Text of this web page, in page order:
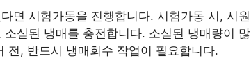
시험가동을 진행합니다. 시험가동 시, 시원
실된 냉매를 충전합니다. 소실된 냉매량이 많
전, 반드시 냉매회수 작업이 필요합니다.